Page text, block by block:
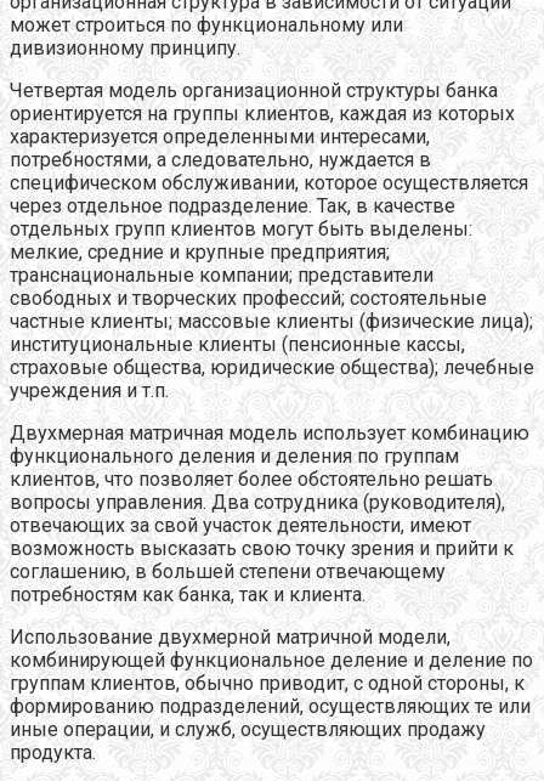
может строиться по функциональному или
дивизионному принципу.
Четвертая модель организационной структуры банка
ориентируется на группы клиентов, каждая из которых
характеризуется определенными интересами,
потребностями, а следовательно, нуждается в
специфическом обслуживании, которое осуществляется
через отдельное подразделение. Так, в качестве
отдельных групп клиентов могут быть выделены:
мелкие, средние и крупные предприятия;
транснациональные компании; представители
свободных и творческих профессий; состоятельные
частные клиенты; массовые клиенты (физические лица);
институциональные клиенты (пенсионные кассы,
страховые общества, юридические общества); лечебные
учреждения и т.п.
Двухмерная матричная модель использует комбинацию
функционального деления и деления по группам
клиентов, что позволяет более обстоятельно решать
вопросы управления. Два сотрудника (руководителя),
отвечающих за свой участок деятельности, имеют
возможность высказать свою точку зрения и прийти к
соглашению, в большей степени отвечающему
потребностям как банка, так и клиента.
Использование двухмерной матричной модели,
комбинирующей функциональное деление и деление по
группам клиентов, обычно приводит, с одной стороны, к
формированию подразделений, осуществляющих те или
иные операции, и служб, осуществляющих продажу
продукта.